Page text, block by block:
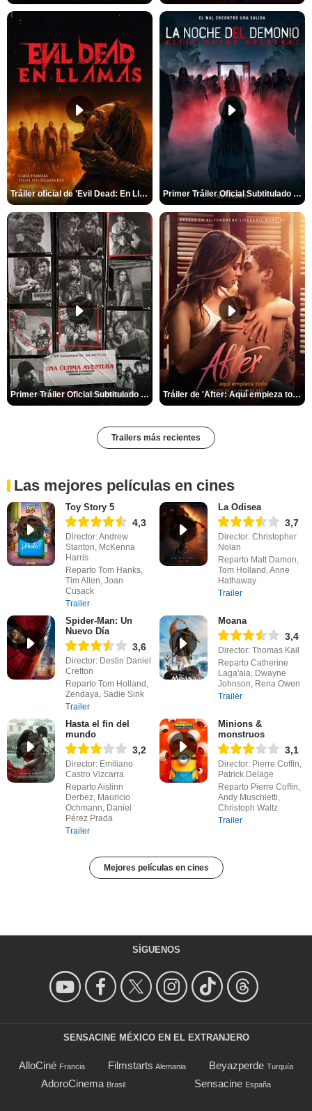
Tráiler oficial de 'Evil Dead: En Llamas' Primer Tráiler Oficial Subtitulado de 'La Noche Del Demonio: Están Entre Nosotros'
Primer Tráiler Oficial Subtitulado de 'Una última aventura: Detrás de cámaras de Stranger Things 5' Tráiler de 'After: Aquí empieza todo'
Trailers más recientes
Las mejores películas en cines
Toy Story 5
4,3
Director: Andrew
Stanton, McKenna
Harris
Reparto Tom Hanks,
Tim Allen, Joan
Cusack
Trailer
La Odisea
3,7
Director: Christopher
Nolan
Reparto Matt Damon,
Tom Holland, Anne
Hathaway
Trailer
Spider-Man: Un
Nuevo Día
3,6
Director: Destin Daniel
Cretton
Reparto Tom Holland,
Zendaya, Sadie Sink
Trailer
Moana
3,4
Director: Thomas Kail
Reparto Catherine
Laga'aia, Dwayne
Johnson, Rena Owen
Trailer
Hasta el fin del
mundo
3,2
Director: Emiliano
Castro Vizcarra
Reparto Aislinn
Derbez, Mauricio
Ochmann, Daniel
Pérez Prada
Trailer
Minions &
monstruos
3,1
Director: Pierre Coffin,
Patrick Delage
Reparto Pierre Coffin,
Andy Muschietti,
Christoph Waltz
Trailer
Mejores películas en cines
SÍGUENOS
SENSACINE MÉXICO EN EL EXTRANJERO
AlloCiné Francia Filmstarts Alemania Beyazperde Turquía
AdoroCinema Brasil Sensacine España